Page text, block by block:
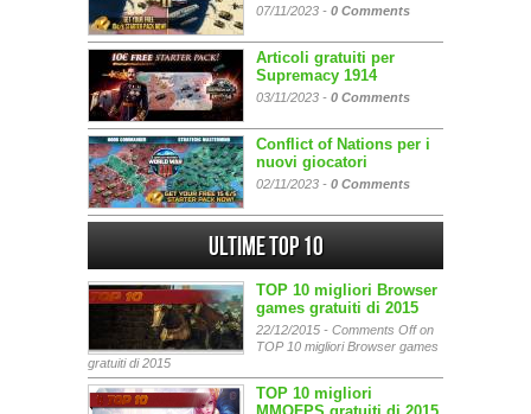
07/11/2023 - 0 Comments
Articoli gratuiti per
Supremacy 1914
03/11/2023 - 0 Comments
Conflict of Nations per i
nuovi giocatori
02/11/2023 - 0 Comments
Ultime Top 10
TOP 10 migliori Browser
games gratuiti di 2015
22/12/2015 - Comments Offon
TOP 10 migliori Browser games
gratuiti di 2015
TOP 10 migliori